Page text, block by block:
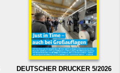
DEUTSCHER DRUCKER 5/2026